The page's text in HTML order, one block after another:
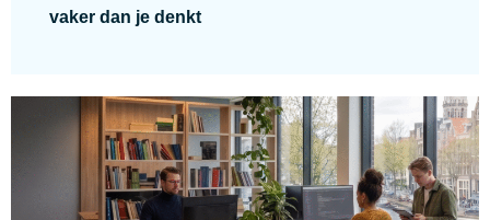
vaker dan je denkt